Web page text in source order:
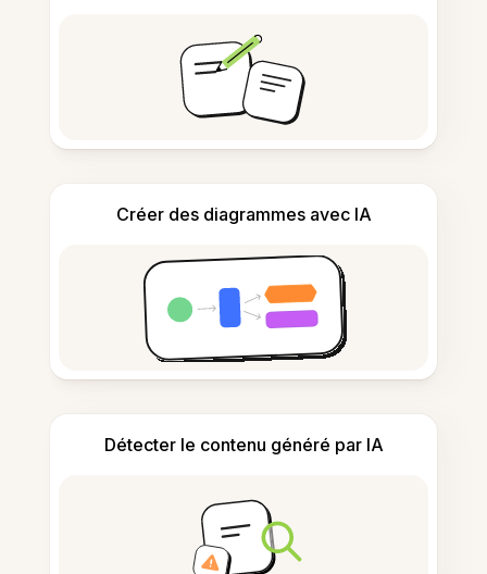
Créer des diagrammes avec IA
Détecter le contenu généré par IA